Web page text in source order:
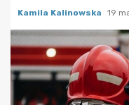
Kamila Kalinowska 19